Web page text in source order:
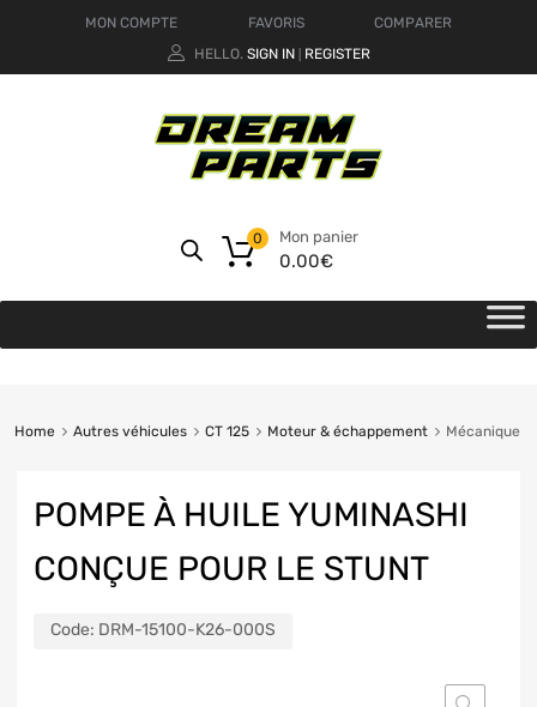
MON COMPTE FAVORIS
COMPARER
HELLO. SIGN IN REGISTER
Mon panier
0.00€
0
Home Autres véhicules CT 125 Moteur & échappement Mécanique
POMPE À HUILE YUMINASHI
CONÇUE POUR LE STUNT
Code: DRM-15100-K26-000S